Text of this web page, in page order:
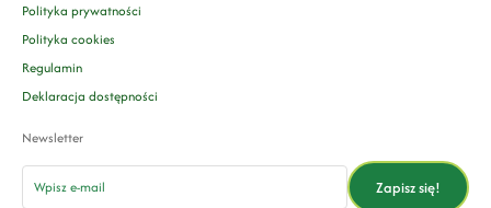
Polityka prywatności
Polityka cookies
Regulamin
Deklaracja dostępności
Newsletter
email
Zapisz się!